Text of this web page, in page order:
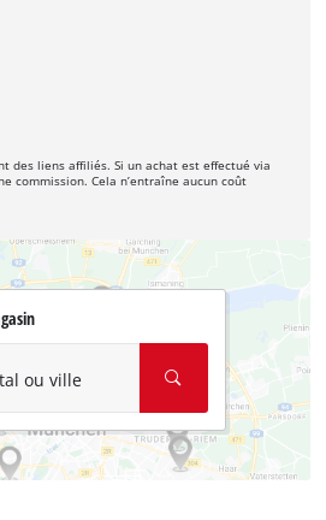
des liens affiliés. Si un achat est effectué via
commission. Cela n’entraîne aucun coût
ou ville